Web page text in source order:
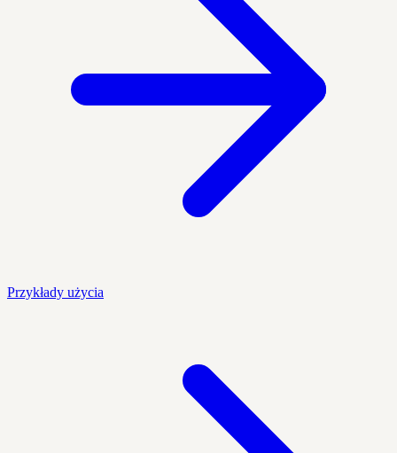
Przykłady użycia